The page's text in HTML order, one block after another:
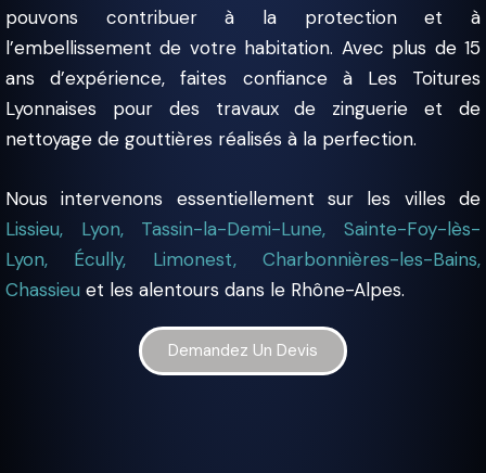
pouvons contribuer à la protection et à
l’embellissement de votre habitation. Avec plus de 15
ans d’expérience, faites confiance à Les Toitures
Lyonnaises pour des travaux de zinguerie et de
nettoyage de gouttières réalisés à la perfection.
Nous intervenons essentiellement sur les villes de
Lissieu, Lyon, Tassin-la-Demi-Lune, Sainte-Foy-lès-
Lyon, Écully, Limonest, Charbonnières-les-Bains,
Chassieu et les alentours dans le Rhône-Alpes.
Demandez Un Devis